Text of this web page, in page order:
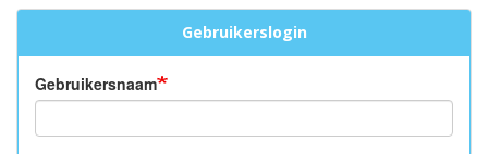
Gebruikerslogin
Gebruikersnaam